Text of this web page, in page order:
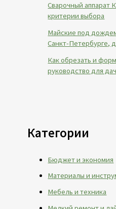
Сварочный аппарат
критерии выбора
Майские под
Санкт-Петербурге,
Как обрезать и
руководство для
Категории
Бюджет и экономия
Материалы и
Мебель и техника